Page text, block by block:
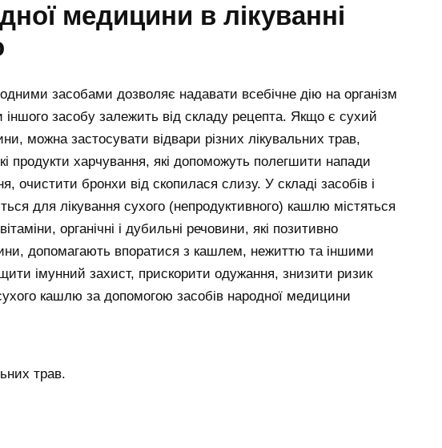
медицини в лікуванні
засобами дозволяє надавати всебічне дію на організм
засобу залежить від складу рецепта. Якщо є сухий
можна застосувати відвари різних лікувальних трав,
продукти харчування, які допоможуть полегшити напади
очистити бронхи від скопилася слизу. У складі засобів і
для лікування сухого (непродуктивного) кашлю містяться
органічні і дубильні речовини, які позитивно
допомагають впоратися з кашлем, нежиттю та іншими
імунний захист, прискорити одужання, знизити ризик
кашлю за допомогою засобів народної медицини
трав.